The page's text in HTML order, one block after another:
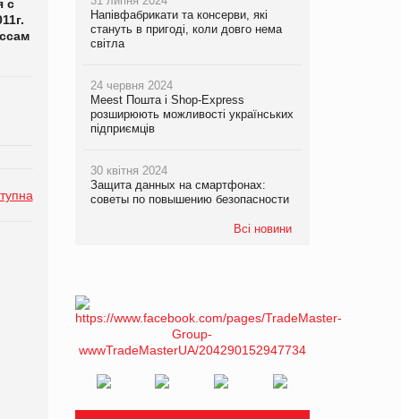
с
Напівфабрикати та консерви, які
стануть в пригоді, коли довго нема
світла
24 червня 2024
Meest Пошта і Shop-Express
розширюють можливості українських
підприємців
30 квітня 2024
Защита данных на смартфонах:
советы по повышению безопасности
Всі новини